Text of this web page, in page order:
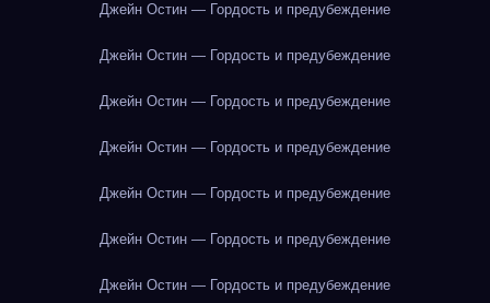
Джейн Остин — Гордость и предубеждение
Джейн Остин — Гордость и предубеждение
Джейн Остин — Гордость и предубеждение
Джейн Остин — Гордость и предубеждение
Джейн Остин — Гордость и предубеждение
Джейн Остин — Гордость и предубеждение
Джейн Остин — Гордость и предубеждение